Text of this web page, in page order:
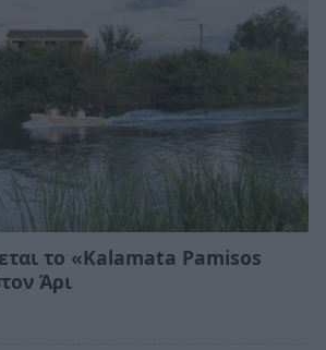
το «Kalamata Pamisos
Άρι